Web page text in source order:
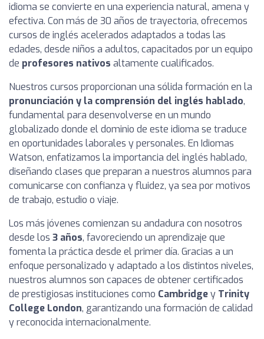
idioma se convierte en una experiencia natural, amena y
efectiva. Con más de 30 años de trayectoria, ofrecemos
cursos de inglés acelerados adaptados a todas las
edades, desde niños a adultos, capacitados por un equipo
de profesores nativos altamente cualificados.
Nuestros cursos proporcionan una sólida formación en la
pronunciación y la comprensión del inglés hablado,
fundamental para desenvolverse en un mundo
globalizado donde el dominio de este idioma se traduce
en oportunidades laborales y personales. En Idiomas
Watson, enfatizamos la importancia del inglés hablado,
diseñando clases que preparan a nuestros alumnos para
comunicarse con confianza y fluidez, ya sea por motivos
de trabajo, estudio o viaje.
Los más jóvenes comienzan su andadura con nosotros
desde los 3 años, favoreciendo un aprendizaje que
fomenta la práctica desde el primer día. Gracias a un
enfoque personalizado y adaptado a los distintos niveles,
nuestros alumnos son capaces de obtener certificados
de prestigiosas instituciones como Cambridgey Trinity
College London, garantizando una formación de calidad
y reconocida internacionalmente.